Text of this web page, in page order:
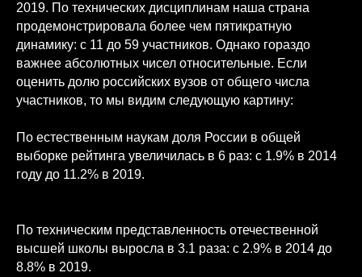
2019. По технических дисциплинам наша страна
продемонстрировала более чем пятикратную
динамику: с 11 до 59 участников. Однако гораздо
важнее абсолютных чисел относительные. Если
оценить долю российских вузов от общего числа
участников, то мы видим следующую картину:
По естественным наукам доля России в общей
выборке рейтинга увеличилась в 6 раз: с 1.9% в 2014
году до 11.2% в 2019.
По техническим представленность отечественной
высшей школы выросла в 3.1 раза: с 2.9% в 2014 до
8.8% в 2019.